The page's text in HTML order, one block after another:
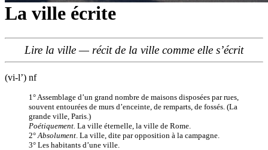
La ville écrite
Lire la ville — récit de la ville comme elle s’écrit
(vi-l’) nf
1° Assemblage d’un grand nombre de maisons disposées par rues,
souvent entourées de murs d’enceinte, de remparts, de fossés. (La
grande ville, Paris.)
Poétiquement. La ville éternelle, la ville de Rome.
2° Absolument . La ville, dite par opposition à la campagne.
3° Les habitants d’une ville.